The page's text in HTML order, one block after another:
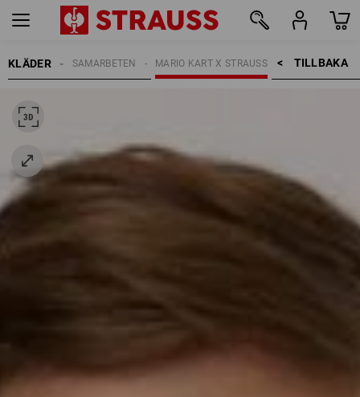
KLÄDER TILLBAKA    >
MARIO KART X STRAUSS
SAMARBETEN
BARN